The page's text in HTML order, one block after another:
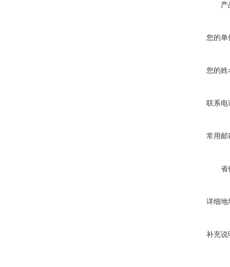
产
您的单
您的姓
联系电
常用邮
省
详细地
补充说